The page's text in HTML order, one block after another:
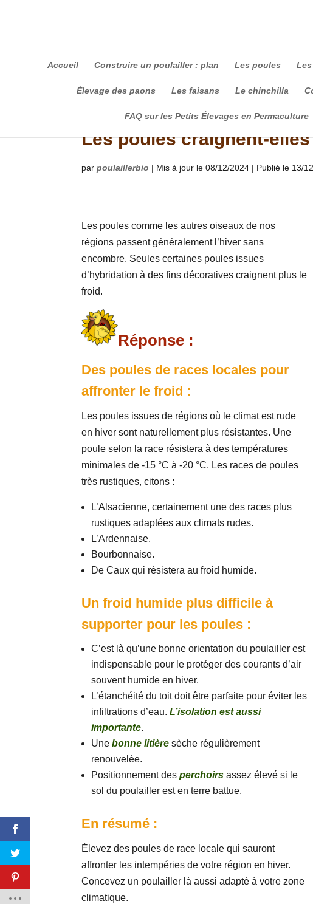
Accueil Construire un poulailler : plan Les poules
Élevage des paons Les faisans Le chinchilla
FAQ sur les Petits Élevages en Permaculture
Les poules craignent-
parpoulaillerbio | Mis à jour le 08/12/2024 | Publié le 13/
Les poules comme les autres oiseaux de nos
régions passent généralement l’hiver sans
encombre. Seules certaines poules issues
d’hybridation à des fins décoratives craignent plus le
froid.
Réponse :
Des poules de races locales pour
affronter le froid :
Les poules issues de régions où le climat est rude
en hiver sont naturellement plus résistantes. Une
poule selon la race résistera à des températures
minimales de -15 °C à -20 °C. Les races de poules
très rustiques, citons :
L’Alsacienne, certainement une des races plus
rustiques adaptées aux climats rudes.
L’Ardennaise.
Bourbonnaise.
De Caux qui résistera au froid humide.
Un froid humide plus difficile à
supporter pour les poules :
C’est là qu’une bonne orientation du poulailler est
indispensable pour le protéger des courants d’air
souvent humide en hiver.
L’étanchéité du toit doit être parfaite pour éviter les
infiltrations d’eau. L’isolation est aussi
importante.
Unebonne litière sèche régulièrement
renouvelée.
Positionnement desperchoirs assez élevé si le
sol du poulailler est en terre battue.
En résumé :
Élevez des poules de race locale qui sauront
affronter les intempéries de votre région en hiver.
Concevez un poulailler là aussi adapté à votre zone
climatique.